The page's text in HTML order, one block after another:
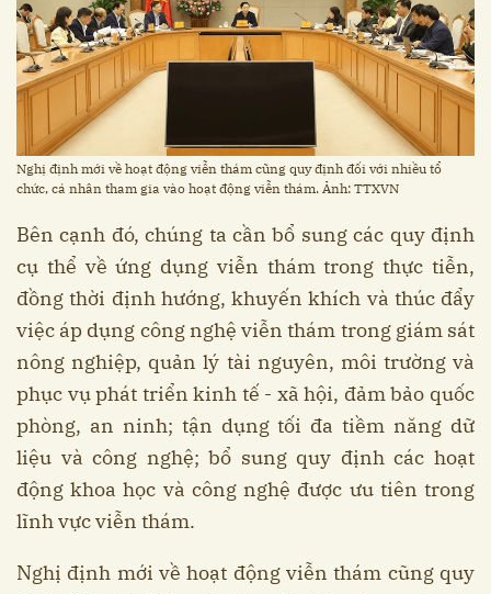
Nghị định mới về hoạt động viễn thám cũng quy định đối với nhiều tổ
chức, cá nhân tham gia vào hoạt động viễn thám. Ảnh: TTXVN
Bên cạnh đó, chúng ta cần bổ sung các quy định
cụ thể về ứng dụng viễn thám trong thực tiễn,
đồng thời định hướng, khuyến khích và thúc đẩy
việc áp dụng công nghệ viễn thám trong giám sát
nông nghiệp, quản lý tài nguyên, môi trường và
phục vụ phát triển kinh tế - xã hội, đảm bảo quốc
phòng, an ninh; tận dụng tối đa tiềm năng dữ
liệu và công nghệ; bổ sung quy định các hoạt
động khoa học và công nghệ được ưu tiên trong
lĩnh vực viễn thám.
Nghị định mới về hoạt động viễn thám cũng quy